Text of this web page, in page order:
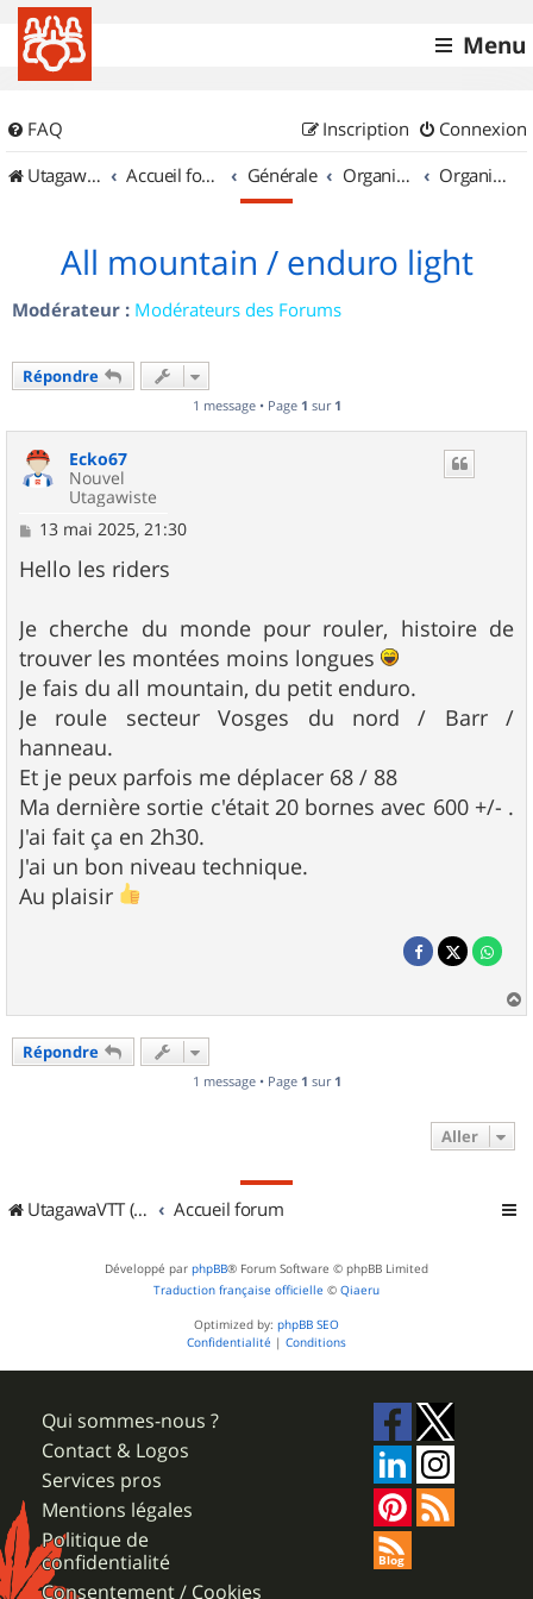
Menu
FAQ Connexion
Inscription
UtagawaVTT (Randos VTT et VTTAE avec traces GPS)
Accueil forum Générale Organisation de sorties & Recherche de partenaires Organisation de sorties en région Alsace
All mountain / enduro light
Modérateur : Modérateurs des Forums
Répondre
1 message • Page 1 sur 1
Ecko67
Nouvel
Utagawiste
M
s
s
g
e
13 mai 2025, 21:30
Hello les riders
Je cherche du monde pour rouler, histoire de
trouver les montées moins longues
Je fais du all mountain, du petit enduro.
Je roule secteur Vosges du nord / Barr /
hanneau.
Et je peux parfois me déplacer 68 / 88
Ma dernière sortie c'était 20 bornes avec 600 +/- .
J'ai fait ça en 2h30.
J'ai un bon niveau technique.
Au plaisir
a
Répondre
1 message • Page 1 sur 1
Aller
UtagawaVTT (Randos VTT et VTTAE avec traces GPS) Accueil forum
Développé par phpBB® Forum Software © phpBB Limited
Traduction française officielle © Qiaeru
Optimized by: phpBB SEO
Confidentialité | Conditions
Qui sommes-nous ?
Contact & Logos
Services pros
Mentions légales
Politique de
confidentialité
Consentement / Cookies